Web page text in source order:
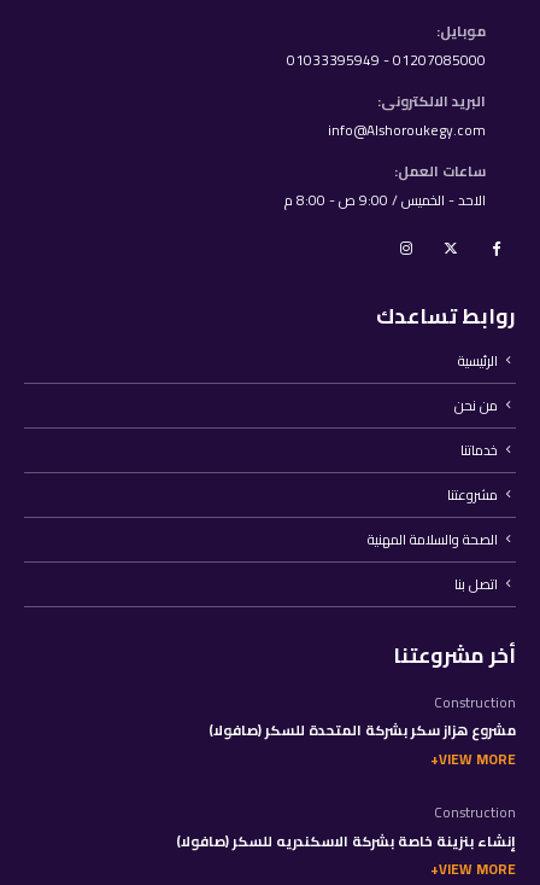
موبايل:
01207085000 - 01033395949
البريد الالكترونى:
info@Alshoroukegy.com
ساعات العمل:
الاحد - الخميس / 9:00 ص - 8:00 م
روابط تساعدك
الرئيسية
من نحن
خدماتنا
مشروعتنا
الصحة والسلامة المهنية
اتصل بنا
أخر مشروعتنا
Construction
مشروع هزاز سكر بشركة المتحدة للسكر (صافولا)
VIEW MORE
Construction
إنشاء بنزينة خاصة بشركة الاسكندريه للسكر (صافولا)
VIEW MORE